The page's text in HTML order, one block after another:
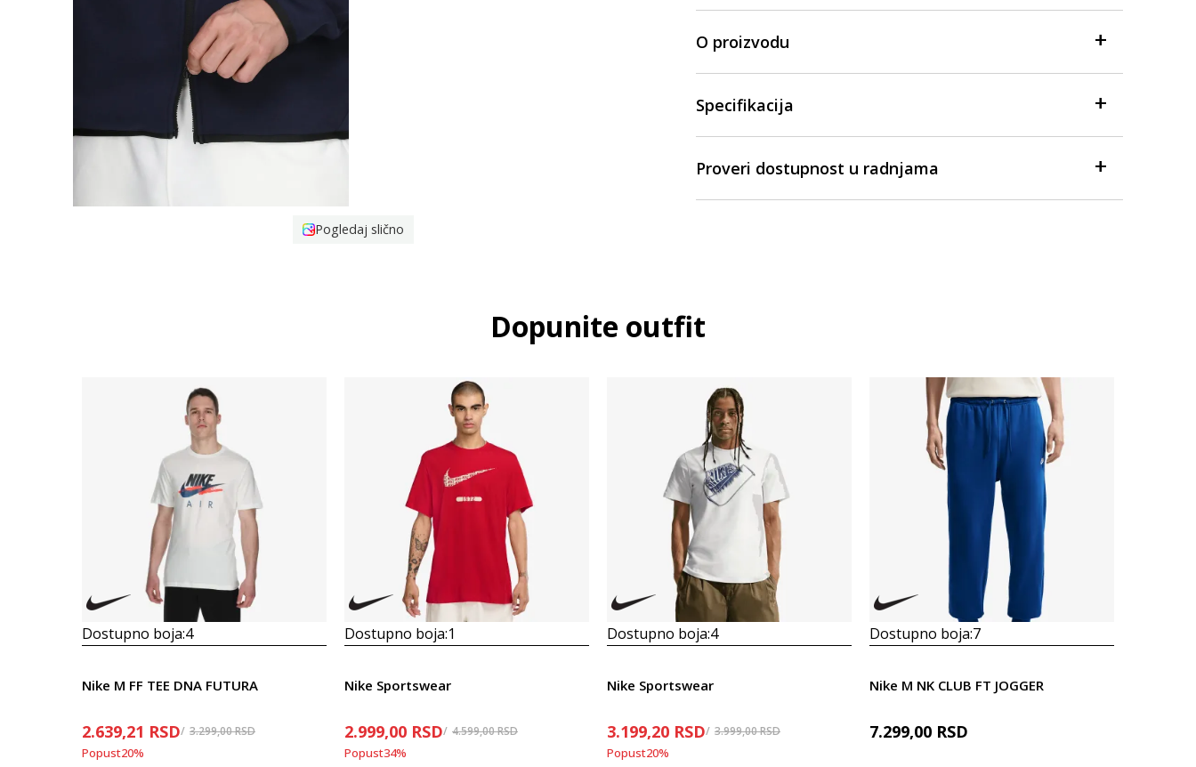
Pogledaj slično
O proizvodu
Specifikacija
Proveri dostupnost u radnjama
Dopunite outfit
Dostupno boja:4
Nike M FF TEE DNA FUTURA
2.639,21 RSD 3.299,00RSD
Popust20%
Dostupno boja:1
Nike Sportswear
2.999,00 RSD 4.599,00RSD
Popust34%
Dostupno boja:4
Nike Sportswear
3.199,20 RSD 3.999,00RSD
Popust20%
Dostupno boja:7
Nike M NK CLUB FT JOGGER
7.299,00 RSD